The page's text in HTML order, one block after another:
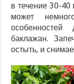
в течение 30-40
может
баклажан.
остыть, и